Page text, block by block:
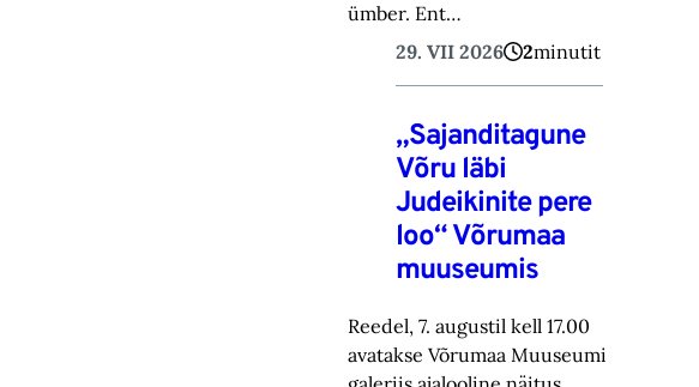
ümber. Ent…
29. VII 2026
2minutit
„Sajanditagune
Võru läbi
Judeikinite pere
loo“ Võrumaa
muuseumis
Reedel, 7. augustil kell 17.00
avatakse Võrumaa Muuseumi